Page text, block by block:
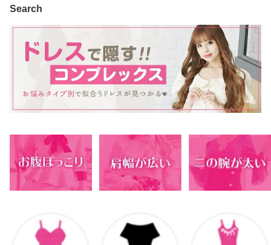
肌透け 高級感 DaysPiec
サイズ 可愛い
イズ 可愛い きれいめ
びれ見せ DaysPiece
Search